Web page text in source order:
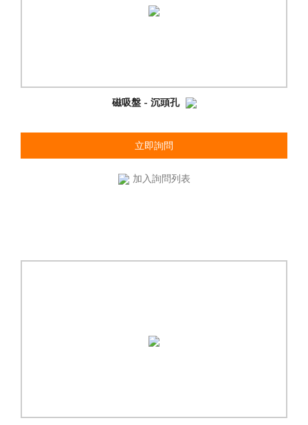
磁吸盤 - 沉頭孔
立即詢問
加入詢問列表